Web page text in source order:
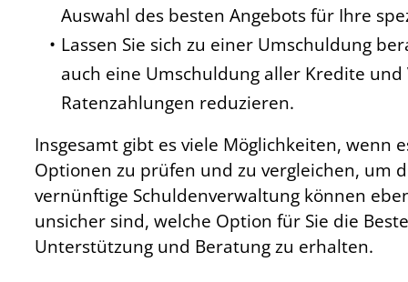
Auswahl des besten Angebots für Ihre
Lassen Sie sich zu einer Umschuldung
auch eine Umschuldung aller Kredite
Ratenzahlungen reduzieren.
Insgesamt gibt es viele Möglichkeiten, wenn
Optionen zu prüfen und zu vergleichen, um
vernünftige Schuldenverwaltung können
unsicher sind, welche Option für Sie die
Unterstützung und Beratung zu erhalten.